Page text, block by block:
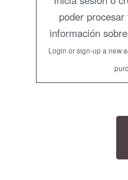
poder
información
Login or sign-up a new